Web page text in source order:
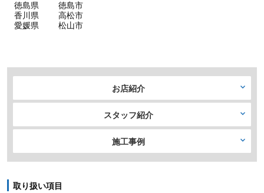
徳島県
徳島市
香川県
高松市
愛媛県
松山市
お店紹介
スタッフ紹介
施工事例
取り扱い項目